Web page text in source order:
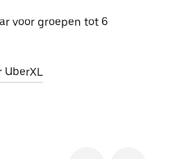
voor groepen tot 6
UberXL